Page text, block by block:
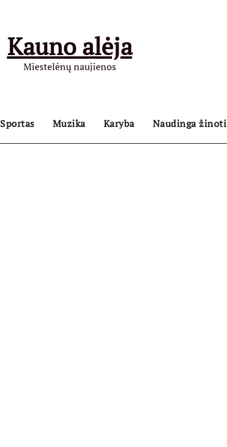
Kauno alėja
Miestelėnų naujienos
Sportas Muzika Karyba Naudinga žinoti